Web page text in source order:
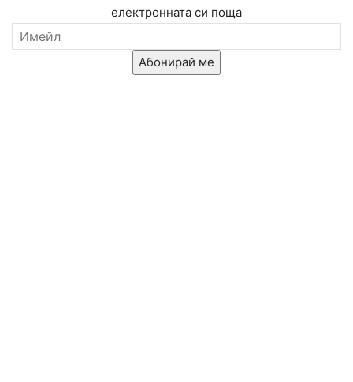
електронната си поща
Абонирай ме